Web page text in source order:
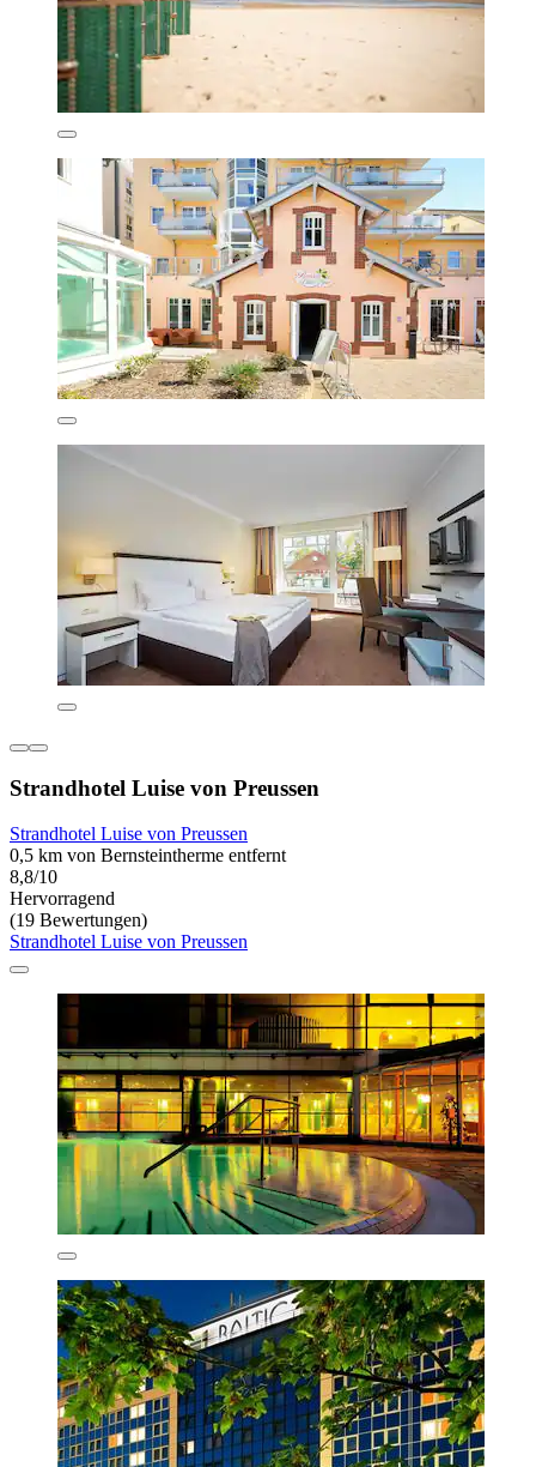
Strandhotel Luise von Preussen
Strandhotel Luise von Preussen
0,5 km von Bernsteintherme entfernt
8,8/10
Hervorragend
(19 Bewertungen)
Strandhotel Luise von Preussen